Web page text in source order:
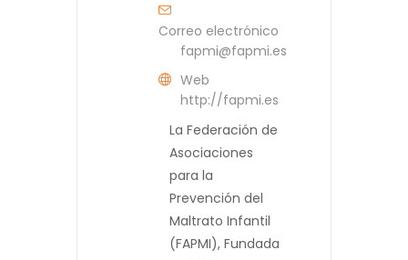
Correo electrónico
fapmi@fapmi.es
Web
http://fapmi.es
La Federación de
Asociaciones
para la
Prevención del
Maltrato Infantil
(FAPMI), Fundada